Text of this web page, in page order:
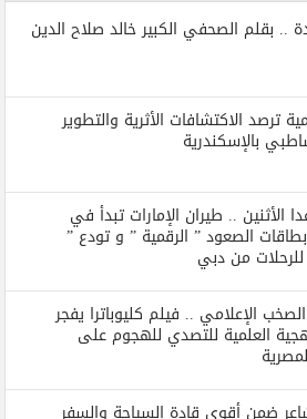
.. بقلم الصحفي الكبير خالد صلاح الدين
ترصد الاكتشافات الأثرية والتطوير
بالإسكندرية
الأثنين .. طيران الإمارات تبدأ في
الصعود ” الرقمية ” و تودع ”
للرحلات من دبي
الإعلامي .. فيلم كليوباترا يفجر
العلمية للتصدي للهجوم على